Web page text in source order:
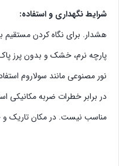
:شرایط نگهداری و استفاده
هشدار. برای نگاه کردن
پارچه نرم، خشک و بدون پرز پاک
نور مصنوعی مانند سولاروم
در برابر خطرات ضربه مکانیکی
مناسب نیست. در مکان تاریک